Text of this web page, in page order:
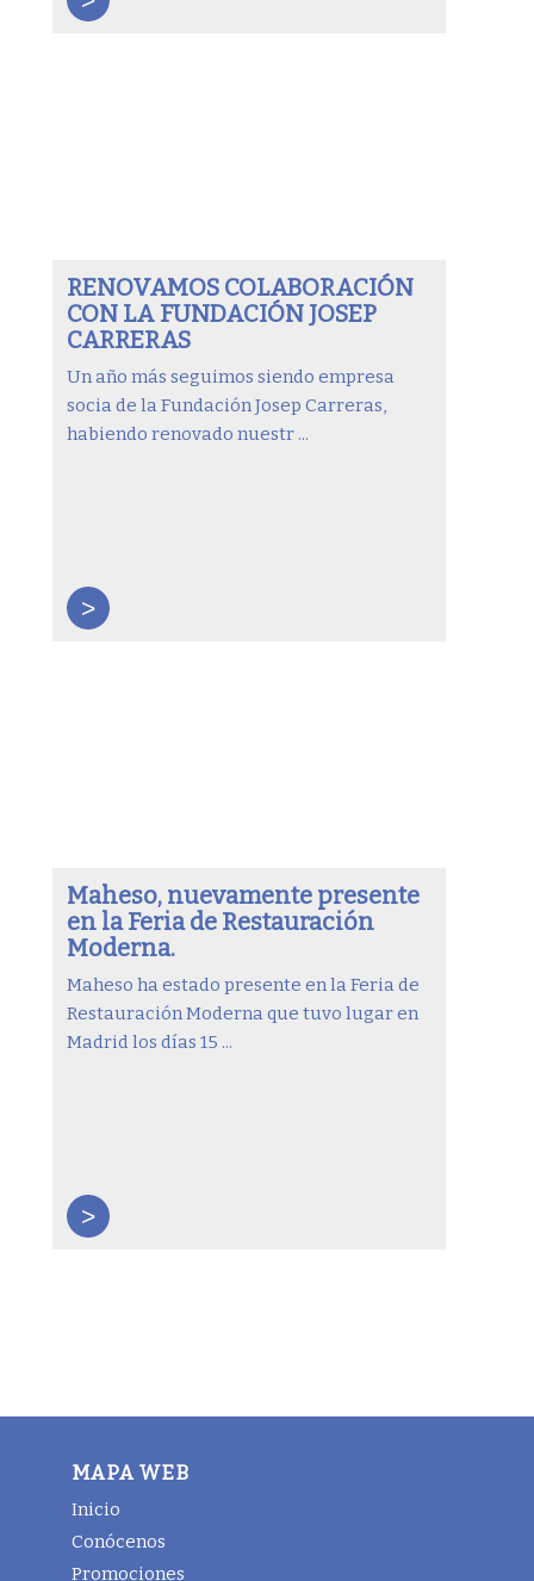
RENOVAMOS COLABORACIÓN
CON LA FUNDACIÓN JOSEP
CARRERAS
Un año más seguimos siendo empresa
socia de la Fundación Josep Carreras,
habiendo renovado nuestr ...
>
Maheso, nuevamente presente
en la Feria de Restauración
Moderna.
Maheso ha estado presente en la Feria de
Restauración Moderna que tuvo lugar en
Madrid los días 15 ...
>
MAPA WEB
Inicio
Conócenos
Promociones